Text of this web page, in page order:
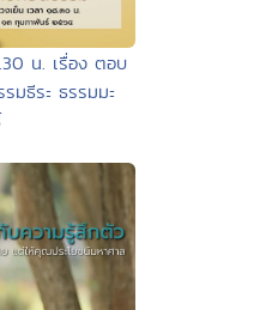
น. เรื่อง ตอบ
มธีระ ธรรมมะ